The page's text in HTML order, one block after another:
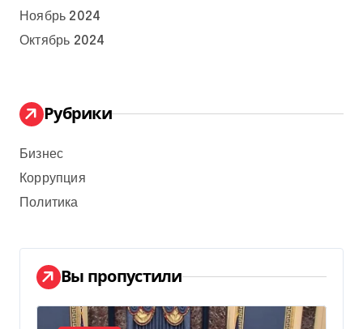
Ноябрь 2024
Октябрь 2024
Рубрики
Бизнес
Коррупция
Политика
Вы пропустили